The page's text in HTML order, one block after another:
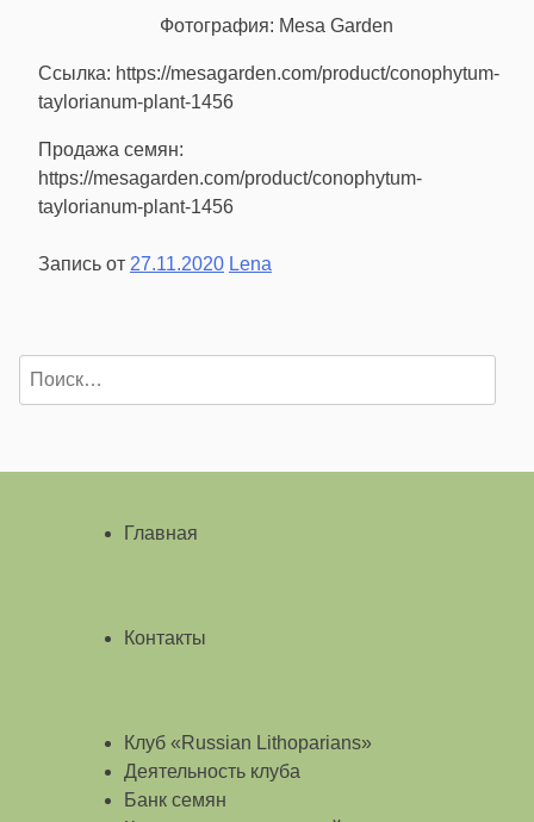
Фотография: Mesa Garden
Ссылка: https://mesagarden.com/product/conophytum-
taylorianum-plant-1456
Продажа семян:
https://mesagarden.com/product/conophytum-
taylorianum-plant-1456
Запись от 27.11.2020 Lena
Найти:
Главная
Контакты
Клуб «Russian Lithoparians»
Деятельность клуба
Банк семян